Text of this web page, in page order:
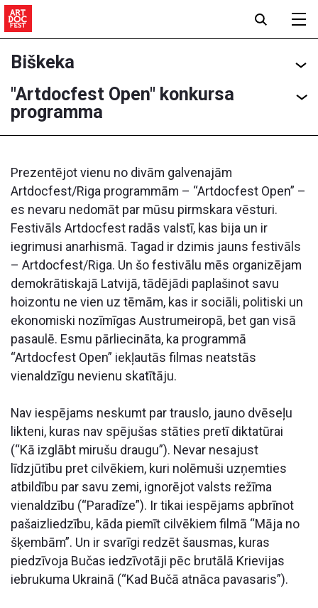
Biškeka
"Artdocfest Open" konkursa
programma
Prezentējot vienu no divām galvenajām
Artdocfest/Riga programmām – “Artdocfest Open” –
es nevaru nedomāt par mūsu pirmskara vēsturi.
Festivāls Artdocfest radās valstī, kas bija un ir
iegrimusi anarhismā. Tagad ir dzimis jauns festivāls
– Artdocfest/Riga. Un šo festivālu mēs organizējam
demokrātiskajā Latvijā, tādējādi paplašinot savu
hoizontu ne vien uz tēmām, kas ir sociāli, politiski un
ekonomiski nozīmīgas Austrumeiropā, bet gan visā
pasaulē. Esmu pārliecināta, ka programmā
“Artdocfest Open” iekļautās filmas neatstās
vienaldzīgu nevienu skatītāju.
Nav iespējams neskumt par trauslo, jauno dvēseļu
likteni, kuras nav spējušas stāties pretī diktatūrai
(“Kā izglābt mirušu draugu”). Nevar nesajust
līdzjūtību pret cilvēkiem, kuri nolēmuši uzņemties
atbildību par savu zemi, ignorējot valsts režīma
vienaldzību (“Paradīze”). Ir tikai iespējams apbrīnot
pašaizliedzību, kāda piemīt cilvēkiem filmā “Māja no
šķembām”. Un ir svarīgi redzēt šausmas, kuras
piedzīvoja Bučas iedzīvotāji pēc brutālā Krievijas
iebrukuma Ukrainā (“Kad Bučā atnāca pavasaris”).